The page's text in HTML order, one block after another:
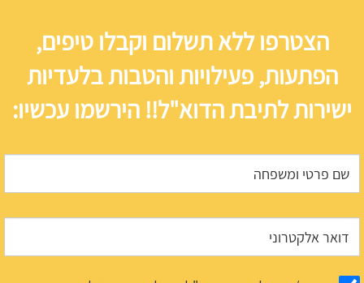
הצטרפו ללא תשלום וקבלו טיפים,
הפתעות, פעילויות והטבות בלעדיות
ישירות לתיבת הדוא"ל!! הירשמו עכשיו: